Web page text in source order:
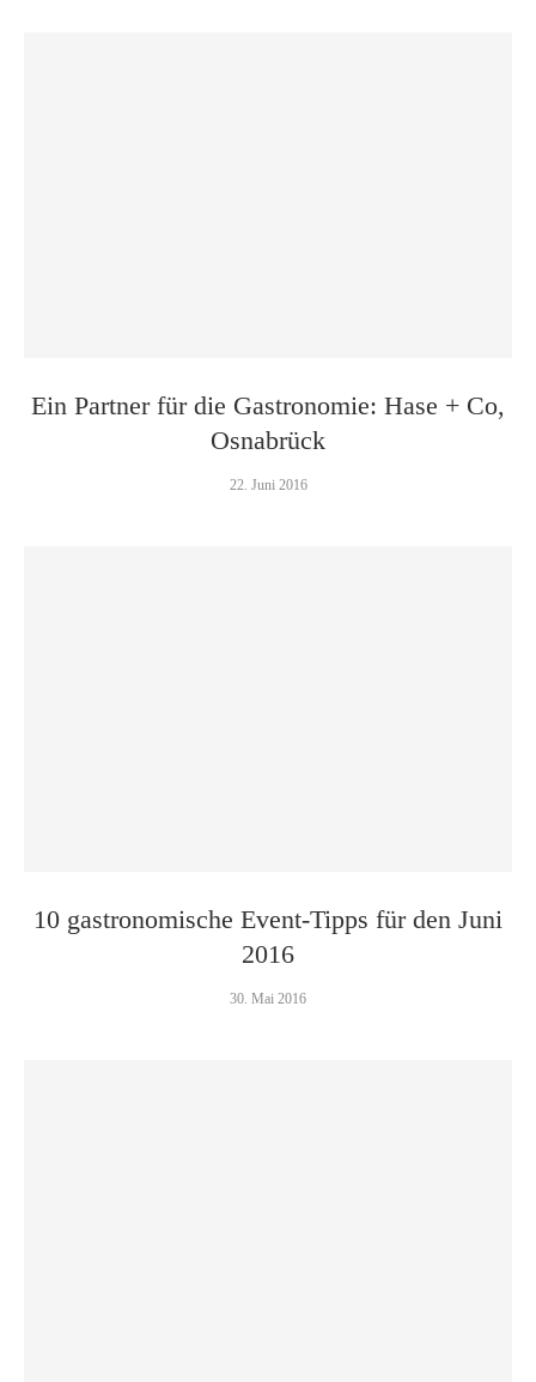
Ein Partner für die Gastronomie: Hase + Co,
Osnabrück
22. Juni 2016
10 gastronomische Event-Tipps für den Juni
2016
30. Mai 2016